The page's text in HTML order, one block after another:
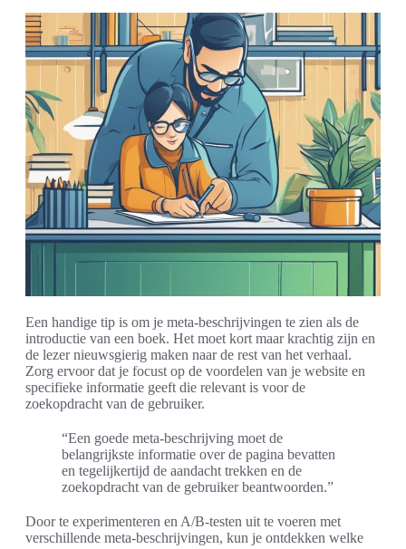
Een handige tip is om je meta-beschrijvingen te zien als de
introductie van een boek. Het moet kort maar krachtig zijn en
de lezer nieuwsgierig maken naar de rest van het verhaal.
Zorg ervoor dat je focust op de voordelen van je website en
specifieke informatie geeft die relevant is voor de
zoekopdracht van de gebruiker.
“Een goede meta-beschrijving moet de
belangrijkste informatie over de pagina bevatten
en tegelijkertijd de aandacht trekken en de
zoekopdracht van de gebruiker beantwoorden.”
Door te experimenteren en A/B-testen uit te voeren met
verschillende meta-beschrijvingen, kun je ontdekken welke